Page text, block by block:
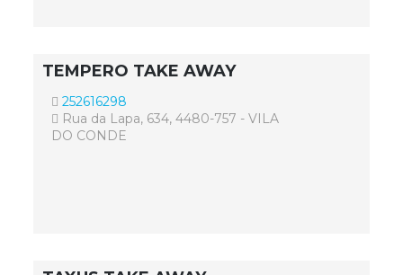
TEMPERO TAKE AWAY
252616298
Rua da Lapa, 634, 4480-757 - VILA
DO CONDE